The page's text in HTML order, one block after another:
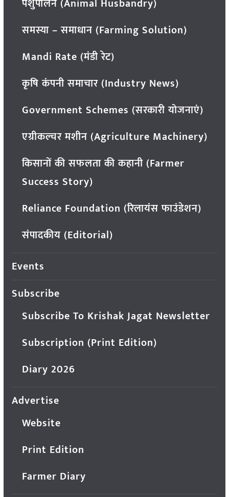
पशुपालन (Animal Husbandry)
समस्या – समाधान (Farming Solution)
Mandi Rate (मंडी रेट)
कृषि कंपनी समाचार (Industry News)
Government Schemes (सरकारी योजनाएं)
एग्रीकल्चर मशीन (Agriculture Machinery)
किसानों की सफलता की कहानी (Farmer
Success Story)
Reliance Foundation (रिलायंस फाउंडेशन)
संपादकीय (Editorial)
Events
Subscribe
Subscribe To Krishak Jagat Newsletter
Subscription (Print Edition)
Diary 2026
Advertise
Website
Print Edition
Farmer Diary